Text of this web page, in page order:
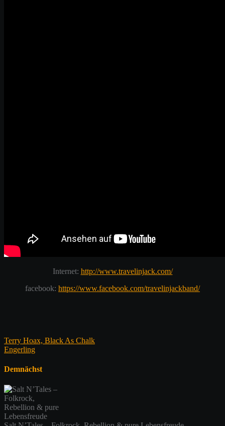
Internet: http://www.travelinjack.com/
facebook: https://www.facebook.com/travelinjackband/
Beitragsnavigation
Terry Hoax, Black As Chalk
Engerling
Demnächst